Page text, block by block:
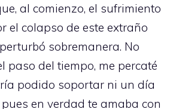
al comienzo, el sufrimiento
el colapso de este extraño
sobremanera. No
paso del tiempo, me percaté
podido soportar ni un día
en verdad te amaba con